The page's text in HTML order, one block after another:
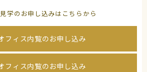
学のお申し込みはこちらから
フィス内覧のお申し込み
フィス内覧のお申し込み